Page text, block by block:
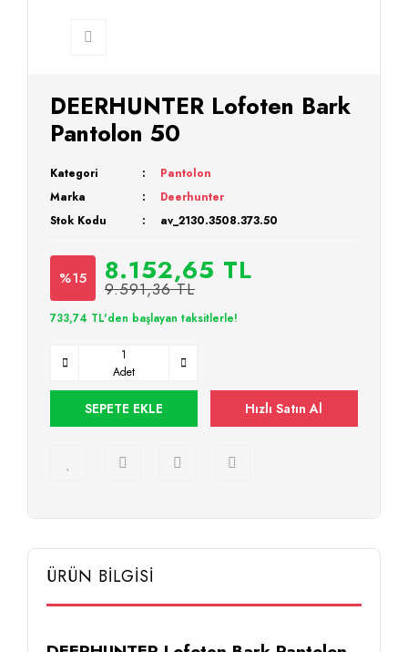
DEERHUNTER Lofoten Bark
Pantolon 50
Kategori
Pantolon
Marka
Deerhunter
Stok Kodu
av_2130.3508.373.50
%15 8.152,65 TL
9.591,36 TL
733,74 TL'den başlayan taksitlerle!
Adet
SEPETE EKLE Hızlı Satın Al
ÜRÜN BİLGİSİ